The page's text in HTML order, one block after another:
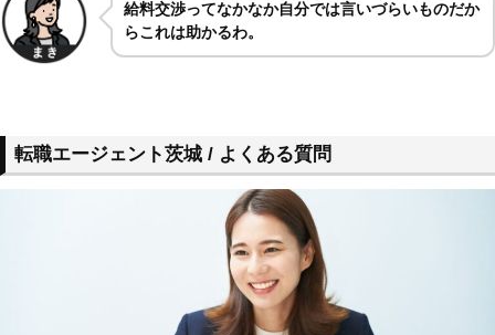
給料交渉ってなかなか自分では言いづらいものだか
らこれは助かるわ。
転職エージェント茨城 / よくある質問